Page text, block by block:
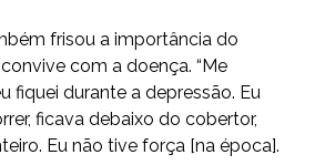
frisou a importância do
com a doença. “Me
fiquei durante a depressão. Eu
ficava debaixo do cobertor,
Eu não tive força [na época].